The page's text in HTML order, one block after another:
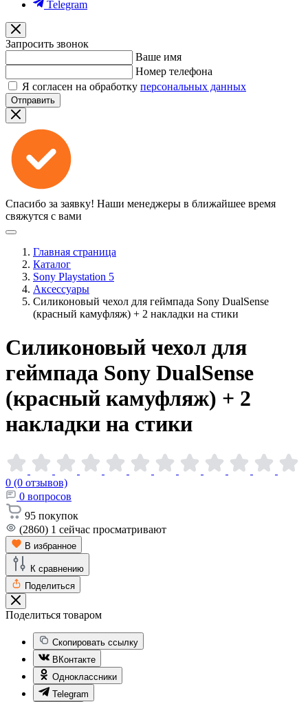
Telegram
Запросить звонок
Ваше имя
Номер телефона
Я согласен на обработку персональных данных
Отправить
Спасибо за заявку! Наши менеджеры в ближайшее время
свяжутся с вами
Главная страница
Каталог
Sony Playstation 5
Аксессуары
Силиконовый чехол для геймпада Sony DualSense
(красный камуфляж) + 2 накладки на стики
Силиконовый чехол для
геймпада Sony DualSense
(красный камуфляж) + 2
накладки на стики
0 (0 отзывов)
0 вопросов
95 покупок
(2860) 1 сейчас просматривают
В избранное
К сравнению
Поделиться
Поделиться товаром
Скопировать ссылку
ВКонтакте
Одноклассники
Telegram